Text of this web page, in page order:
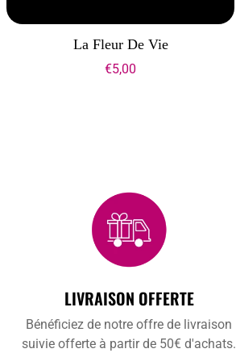
La Fleur De Vie
€5,00
LIVRAISON OFFERTE
Bénéficiez de notre offre de livraison
suivie offerte à partir de 50€ d'achats.